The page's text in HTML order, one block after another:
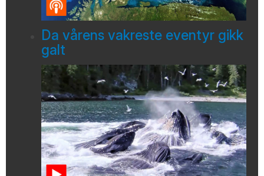
Da vårens vakreste eventyr gikk
galt